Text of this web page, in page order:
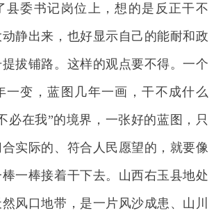
县委书记岗位上，想的是反正干不
静出来，也好显示自己的能耐和政
拔铺路。这样的观点要不得。一个
一变，蓝图几年一画，干不成什么
必在我”的境界，一张好的蓝图，只
实际的、符合人民愿望的，就要像
一棒接着干下去。山西右玉县地处
风口地带，是一片风沙成患、山川